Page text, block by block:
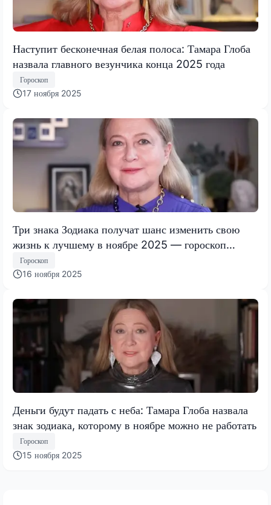
Наступит бесконечная белая полоса: Тамара Глоба
назвала главного везунчика конца 2025 года
Гороскоп
17 ноября 2025
Три знака Зодиака получат шанс изменить свою
жизнь к лучшему в ноябре 2025 — гороскоп
Тамары Глобы
Гороскоп
16 ноября 2025
Деньги будут падать с неба: Тамара Глоба назвала
знак зодиака, которому в ноябре можно не работать
Гороскоп
15 ноября 2025